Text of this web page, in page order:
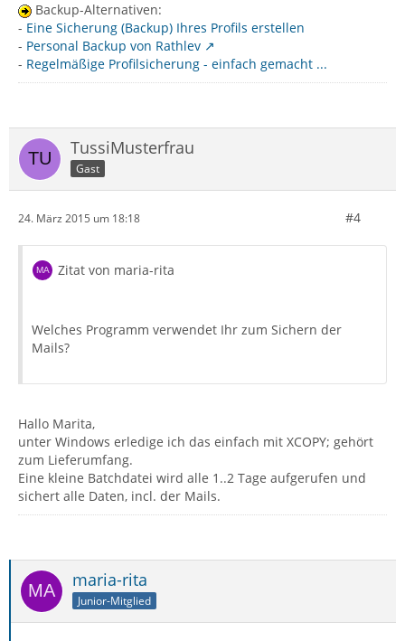
Backup-Alternativen:
- Eine Sicherung (Backup) Ihres Profils erstellen
- Personal Backup von Rathlev
- Regelmäßige Profilsicherung - einfach gemacht ...
TussiMusterfrau
Gast
24. März 2015 um 18:18 #4
Zitat von maria-rita
Welches Programm verwendet Ihr zum Sichern der
Mails?
Hallo Marita,
unter Windows erledige ich das einfach mit XCOPY; gehört
zum Lieferumfang.
Eine kleine Batchdatei wird alle 1..2 Tage aufgerufen und
sichert alle Daten, incl. der Mails.
maria-rita
Junior-Mitglied